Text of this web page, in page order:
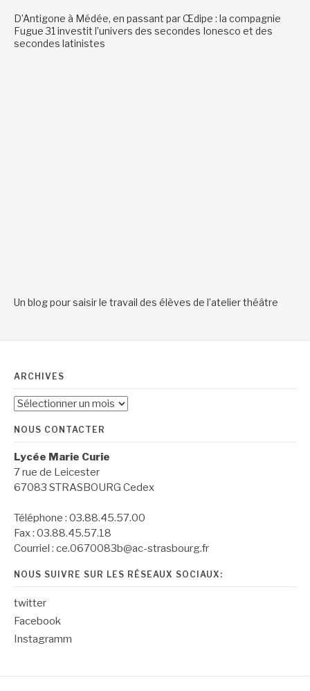
D’Antigone à Médée, en passant par Œdipe : la compagnie
Fugue 31 investit l’univers des secondes Ionesco et des
secondes latinistes
Un blog pour saisir le travail des élèves de l’atelier théâtre
ARCHIVES
Archives
NOUS CONTACTER
Lycée Marie Curie
7 rue de Leicester
67083 STRASBOURG Cedex
Téléphone : 03.88.45.57.00
Fax : 03.88.45.57.18
Courriel : ce.0670083b@ac-strasbourg.fr
NOUS SUIVRE SUR LES RÉSEAUX SOCIAUX:
twitter
Facebook
Instagramm